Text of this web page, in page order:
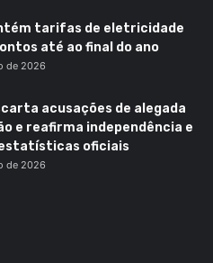
tarifas de eletricidade
até ao final do ano
de 2026
acusações de alegada
e reafirma independência e
oficiais
de 2026